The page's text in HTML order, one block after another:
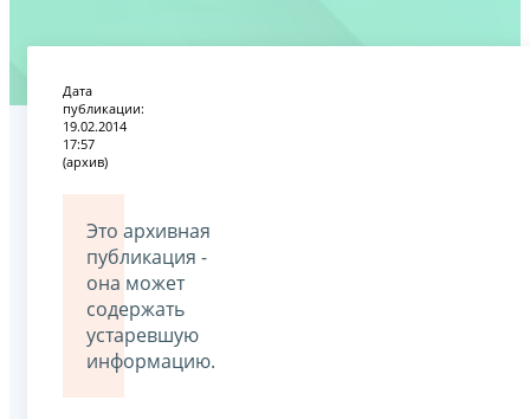
Дата
публикации:
19.02.2014
17:57
(архив)
Это архивная
публикация -
она может
содержать
устаревшую
информацию.